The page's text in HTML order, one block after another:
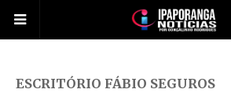
ESCRITÓRIO FÁBIO SEGUROS